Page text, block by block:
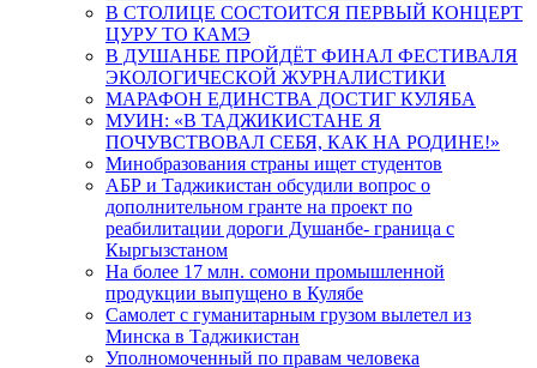
В СТОЛИЦЕ СОСТОИТСЯ ПЕРВЫЙ КОНЦЕРТ
ЦУРУ ТО КАМЭ
В ДУШАНБЕ ПРОЙДЁТ ФИНАЛ ФЕСТИВАЛЯ
ЭКОЛОГИЧЕСКОЙ ЖУРНАЛИСТИКИ
МАРАФОН ЕДИНСТВА ДОСТИГ КУЛЯБА
МУИН: «В ТАДЖИКИСТАНЕ Я
ПОЧУВСТВОВАЛ СЕБЯ, КАК НА РОДИНЕ!»
Минобразования страны ищет студентов
АБР и Таджикистан обсудили вопрос о
дополнительном гранте на проект по
реабилитации дороги Душанбе- граница с
Кыргызстаном
На более 17 млн. сомони промышленной
продукции выпущено в Кулябе
Самолет с гуманитарным грузом вылетел из
Минска в Таджикистан
Уполномоченный по правам человека